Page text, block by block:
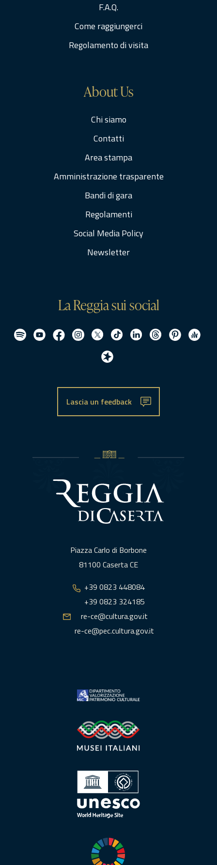
F.A.Q.
Come raggiungerci
Regolamento di visita
About Us
Chi siamo
Contatti
Area stampa
Amministrazione trasparente
Bandi di gara
Regolamenti
Social Media Policy
Newsletter
La Reggia sui social
Lascia un feedback
Piazza Carlo di Borbone
81100 Caserta CE
+39 0823 448084
+39 0823 324185
re-ce@cultura.gov.it
re-ce@pec.cultura.gov.it